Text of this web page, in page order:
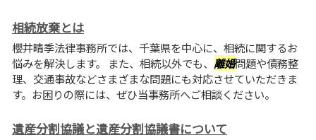
相続放棄とは
櫻井晴季法律事務所では、千葉県を中心に、相続に関するお
悩みを解決します。 また、相続以外でも、 離婚問題や債務整
理、交通事故などさまざまな問題にも対応させていただきま
す。お困りの際には、ぜひ当事務所へご相談ください。
遺産分割協議と遺産分割協議書について